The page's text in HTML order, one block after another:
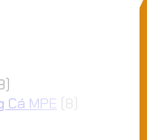
MPE (8)